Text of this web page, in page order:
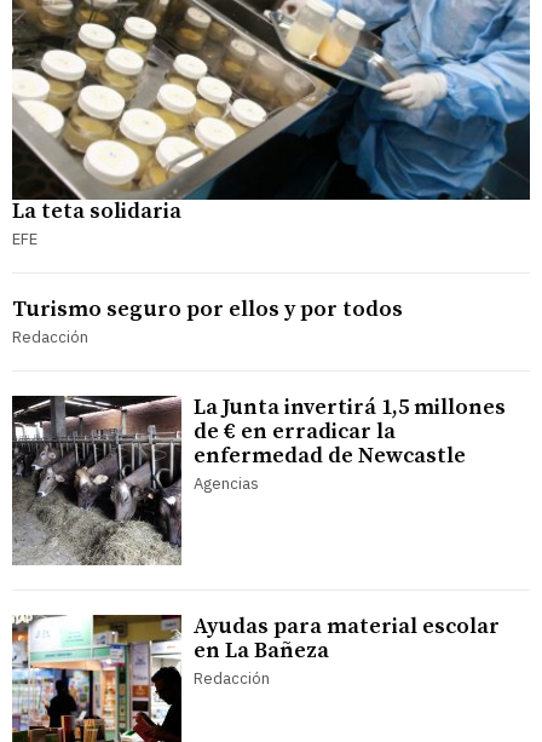
La teta solidaria
EFE
Turismo seguro por ellos y por todos
Redacción
La Junta invertirá 1,5 millones
de € en erradicar la
enfermedad de Newcastle
Agencias
Ayudas para material escolar
en La Bañeza
Redacción